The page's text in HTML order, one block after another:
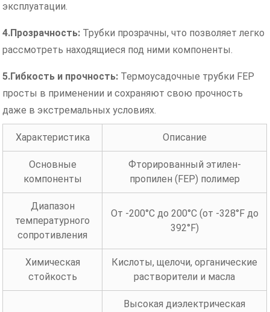
эксплуатации.
4.Прозрачность: Трубки прозрачны, что позволяет легко
рассмотреть находящиеся под ними компоненты.
5.Гибкость и прочность: Термоусадочные трубки FEP
просты в применении и сохраняют свою прочность
даже в экстремальных условиях.
Характеристика Описание
Основные
компоненты
Фторированный этилен-
пропилен (FEP) полимер
Диапазон
температурного
сопротивления
От -200°C до 200°C (от -328°F до
392°F)
Химическая
стойкость
Кислоты, щелочи, органические
растворители и масла
Высокая диэлектрическая